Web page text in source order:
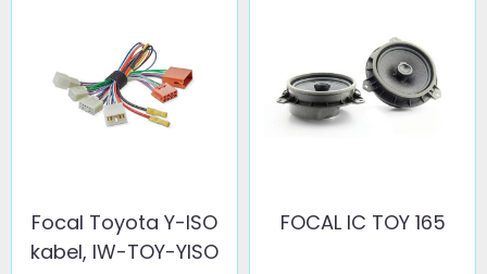
Focal Toyota Y-ISO
kabel, IW-TOY-YISO
FOCAL IC TOY 165